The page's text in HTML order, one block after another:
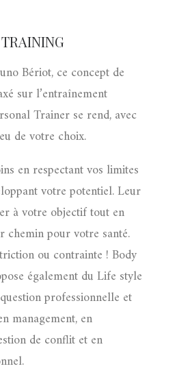
Bériot, ce concept de
sur l’entraînement
Trainer se rend, avec
de votre choix.
en respectant vos limites
votre potentiel. Leur
à votre objectif tout en
chemin pour votre santé.
ou contrainte ! Body
également du Life style
professionnelle et
management, en
de conflit et en